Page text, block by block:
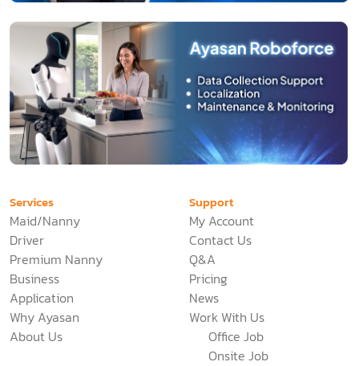
Services
Maid/Nanny
Driver
Premium Nanny
Business
Application
Why Ayasan
About Us
Support
My Account
Contact Us
Q&A
Pricing
News
Work With Us
Office Job
Onsite Job